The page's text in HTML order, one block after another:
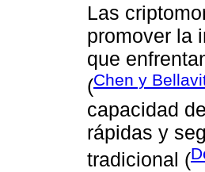
Las
promover la
que
(Chen y
capacidad
rápidas y
tradicional (